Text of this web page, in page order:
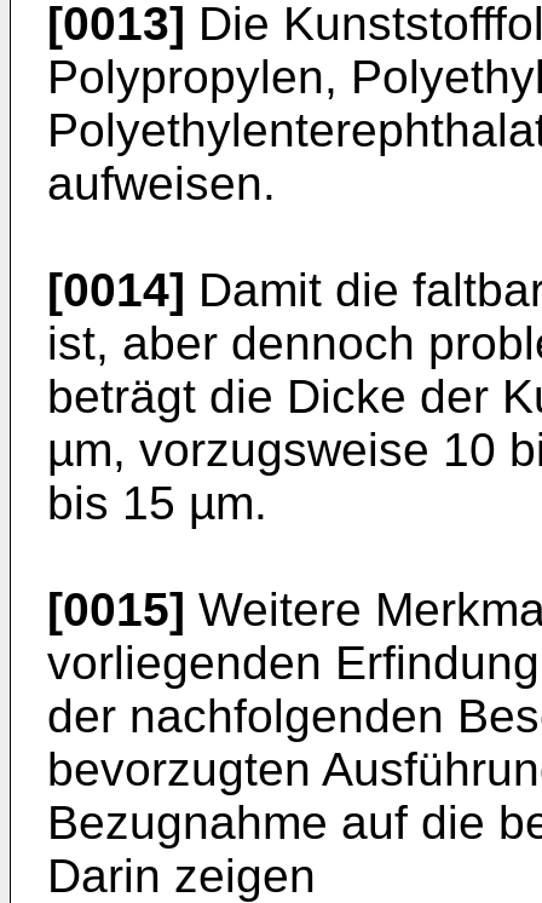
[0013] Die
Polypropylen,
aufweisen.
[0014] Damit die
ist, aber dennoch
beträgt die Dicke der
µm, vorzugsweise 10
bis 15 µm.
[0015] Weitere
vorliegenden
der nachfolgenden
bevorzugten
Bezugnahme auf die
Darin zeigen